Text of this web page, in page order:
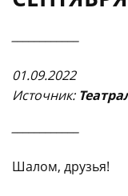
01.09.2022
Источник:
Шалом, друзья!